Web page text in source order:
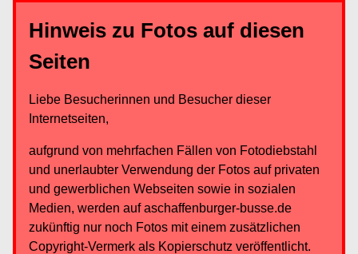
Hinweis zu Fotos auf diesen
Seiten
Liebe Besucherinnen und Besucher dieser
Internetseiten,
aufgrund von mehrfachen Fällen von Fotodiebstahl
und unerlaubter Verwendung der Fotos auf privaten
und gewerblichen Webseiten sowie in sozialen
Medien, werden auf aschaffenburger-busse.de
zukünftig nur noch Fotos mit einem zusätzlichen
Copyright-Vermerk als Kopierschutz veröffentlicht.